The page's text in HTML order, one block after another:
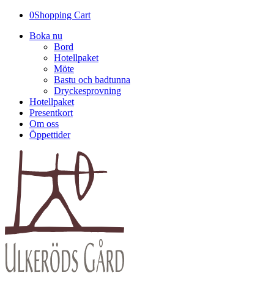
0Shopping Cart
Boka nu
Bord
Hotellpaket
Möte
Bastu och badtunna
Dryckesprovning
Hotellpaket
Presentkort
Om oss
Öppettider